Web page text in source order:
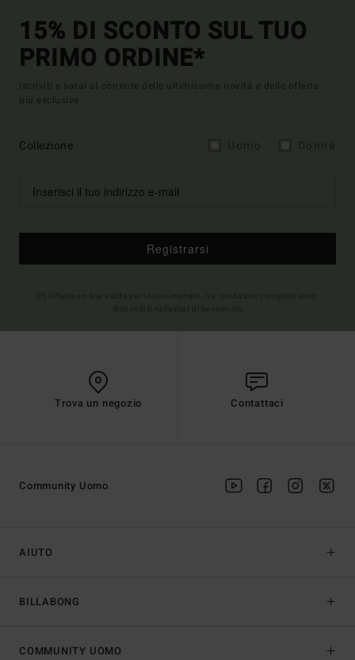
15% DI SCONTO SUL TUO
PRIMO ORDINE*
Iscriviti e sarai al corrente delle ultimissime novità e delle offerte
più esclusive.
Collezione
Registrarsi
Trova un negozio Contattaci
AIUTO
BILLABONG
Community Uomo
COMMUNITY UOMO